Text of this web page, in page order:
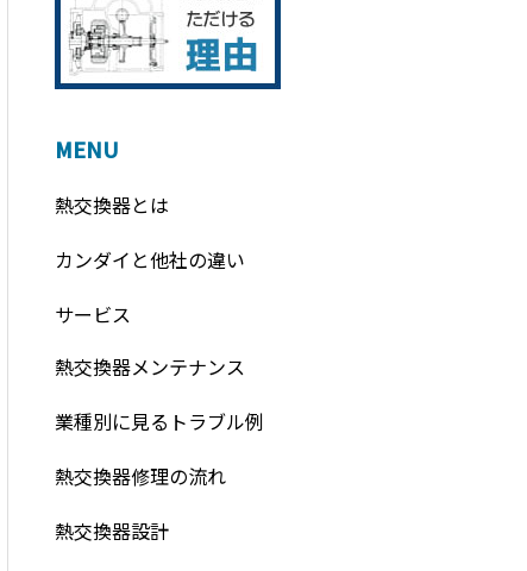
熱交換器設計
MENU
熱交換器とは
カンダイと他社の違い
サービス
熱交換器メンテナンス
業種別に見るトラブル例
熱交換器修理の流れ
熱交換器設計